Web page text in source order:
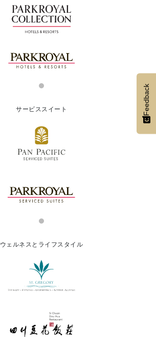
サービススイート
ウェルネスとライフスタイル
Feedback